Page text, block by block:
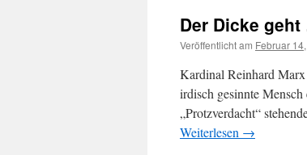
Der Dicke
Veröffentlicht am Februar
Kardinal Reinhard
irdisch gesinnte
„Protzverdacht“
Weiterlesen →